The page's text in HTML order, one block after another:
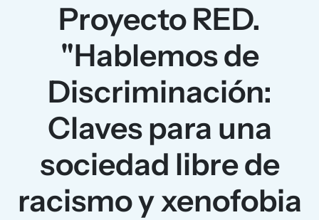
Proyecto RED.
"Hablemos de
Discriminación:
Claves para una
sociedad libre de
racismo y xenofobia